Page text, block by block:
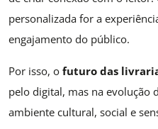
personalizada for a
engajamento do público.
Por isso, o futuro das
pelo digital, mas na evolução
ambiente cultural, social e